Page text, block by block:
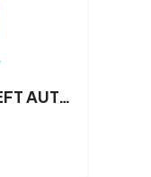
SONY PS4 GRAND THEFT AUTO V PREMIUM ONLINE EDITION Playstation 4